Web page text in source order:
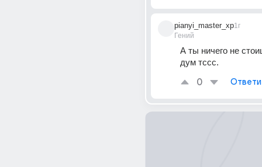
pianyi_master_xp
Гений
1г
А ты ничего не
дум тссс.
0